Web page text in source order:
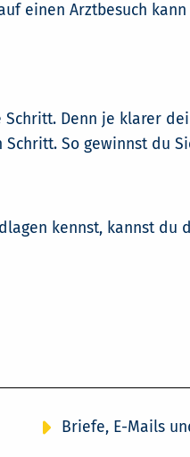
einen Arztbesuch
Denn je klarer
So gewinnst du
kennst, kannst
Briefe, E-Mails